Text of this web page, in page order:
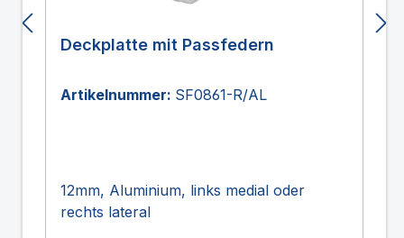
Deckplatte mit Passfedern
Artikelnummer: SF0861-R/AL
12mm, Aluminium, links medial oder
rechts lateral